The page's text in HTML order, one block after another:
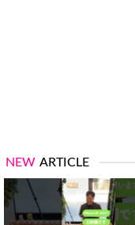
NEW ARTICLE